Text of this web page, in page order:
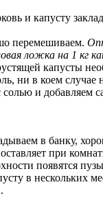
и капусту
перемешиваем.
ложка на 1 кг
капусты
ни в коем случае
солью и добавляем
в банку,
при
появятся
в нескольких